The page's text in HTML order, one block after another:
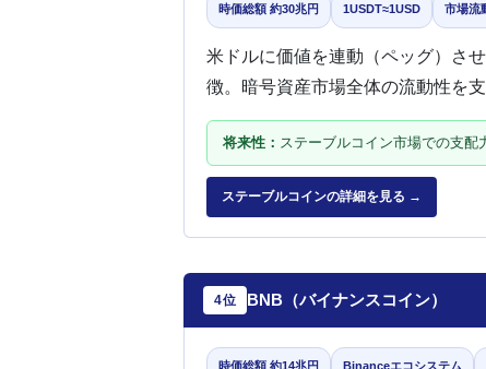
時価総額 約30兆円 1USDT≈1USD 市場流
米ドルに価値を連動（ペッグ）さ
徴。暗号資産市場全体の流動性を
将来性： ステーブルコイン市場での支配
ステーブルコインの詳細を見る →
4位 BNB（バイナンスコイン）
時価総額 約14兆円 Binanceエコシステム